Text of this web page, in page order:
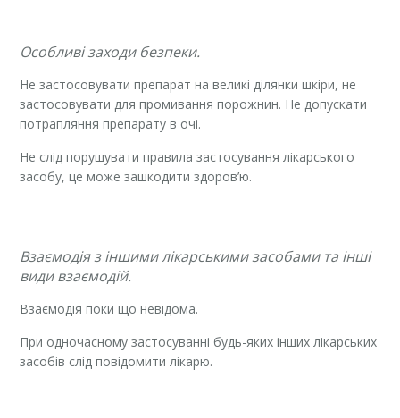
Особливі заходи безпеки.
Не застосовувати препарат на великі ділянки шкіри, не
застосовувати для промивання порожнин. Не допускати
потрапляння препарату в очі.
Не слід порушувати правила застосування лікарського
засобу, це може зашкодити здоров’ю.
Взаємодія з іншими лікарськими засобами та інші
види взаємодій.
Взаємодія поки що невідома.
При одночасному застосуванні будь-яких інших лікарських
засобів слід повідомити лікарю.